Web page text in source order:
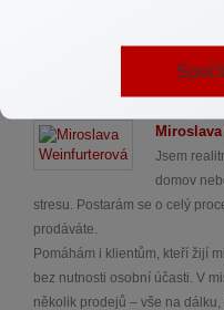
Jsem
domov
stresu. Postarám se o celý
prodáváte.
Pomáhám i klientům, kteří žijí
bez nutnosti osobní účasti. V
několik prodejů – vše na